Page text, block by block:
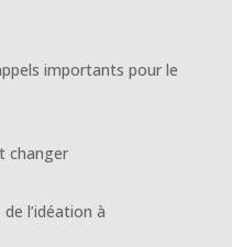
importants pour le
changer
l’idéation à